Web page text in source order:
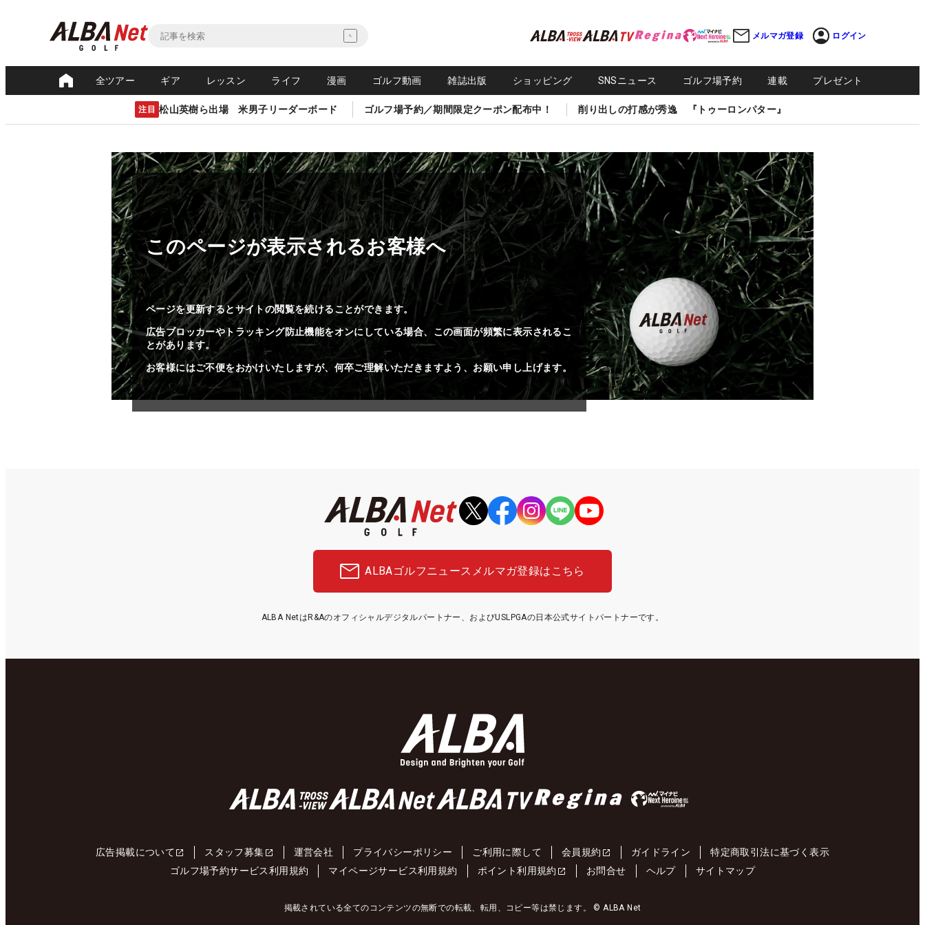
メルマガ登録 ログイン
全ツアー ギア レッスン ライフ 漫画 ゴルフ動画 雑誌出版 ショッピング SNSニュース ゴルフ場予約 連載 プレゼント
注目 松山英樹ら出場 米男子リーダーボード ゴルフ場予約／期間限定クーポン配布中！ 削り出しの打感が秀逸 『トゥーロンパター』
このページが表示されるお客様へ
ページを更新するとサイトの閲覧を続けることができます。
広告ブロッカーやトラッキング防止機能をオンにしている場合、この画面が頻繁に表示されるこ
とがあります。
お客様にはご不便をおかけいたしますが、何卒ご理解いただきますよう、お願い申し上げます。
ALBAゴルフニュース メルマガ登録はこちら
ALBA NetはR&Aのオフィシャルデジタルパートナー、およびUSLPGAの日本公式サイトパートナーです。
広告掲載について スタッフ募集 運営会社 プライバシーポリシー ご利用に際して 会員規約 ガイドライン
特定商取引法に基づく表示
ゴルフ場予約サービス利用規約
マイページサービス利用規約 ポイント利用規約 お問合せ ヘルプ サイトマップ
掲載されている全てのコンテンツの無断での転載、転用、コピー等は禁じます。 © ALBA Net